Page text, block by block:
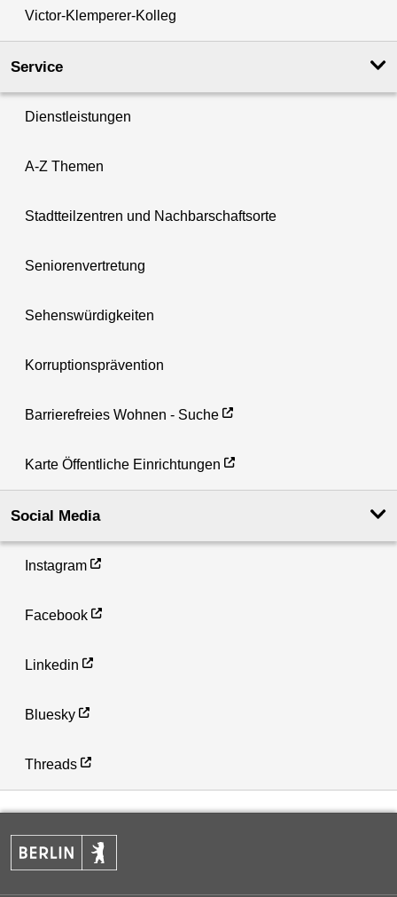
Victor-Klemperer-Kolleg
Service
Dienstleistungen
A-Z Themen
Stadtteilzentren und Nachbarschaftsorte
Seniorenvertretung
Sehenswürdigkeiten
Korruptionsprävention
Barrierefreies Wohnen - Suche
Karte Öffentliche Einrichtungen
Social Media
Instagram
Facebook
Linkedin
Bluesky
Threads